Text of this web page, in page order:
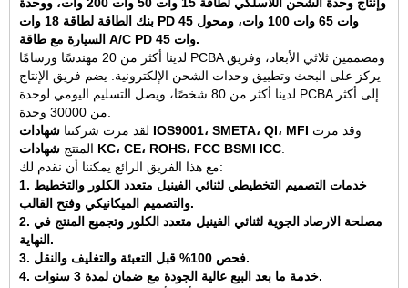
وإنتاج وحدة الشحن اللاسلكي لطاقة 15 وات 50 وات 200 وات، ووحدة
بنك الطاقة لطاقة 18 وات PD 45 وات 65 وات 100 وات، ومحول
السيارة مع طاقة A/C PD 45 وات.
لدينا أكثر من 20 مهندسًا ورسامًا PCBA ومصممين ثلاثي الأبعاد، وفريق
يركز على البحث وتطبيق وحدات الشحن الإلكترونية. يضم فريق الإنتاج
لدينا أكثر من 80 شخصًا، ويصل التسليم اليومي لوحدة PCBA إلى أكثر
من 30000 وحدة.
لقد مرت شركتنا شهادات IOS9001، SMETA، QI، MFI
المنتج شهادات KC، CE، ROHS، FCC BSMI ICC.
مع هذا الفريق الرائع يمكننا أن نقدم لك:
1. خدمات التصميم التخطيطي لثنائي الفينيل متعدد الكلور والتخطيط
والتصميم الميكانيكي وفتح القالب.
2. مصلحة الارصاد الجوية لثنائي الفينيل متعدد الكلور وتجميع المنتج في
النهاية.
3. فحص 100% قبل التعبئة والتغليف والنقل.
4. خدمة ما بعد البيع عالية الجودة مع ضمان لمدة 3 سنوات.